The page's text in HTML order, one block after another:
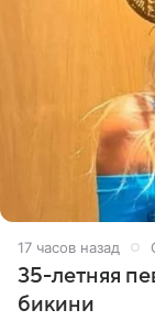
17 часов назад
35-летняя
бикини